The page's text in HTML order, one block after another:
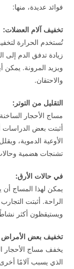
فوائد عديدة، منها:
تخفيف آلام العضلات:
تُستخدم الحرارة
زيادة تدفق الدم إلى
ويزيد المرونة. يمكن
والاحتقان.
التقليل من التوتر:
مساج الأحجار
أثبتت بعض
الأوعية الدموية،
تشنجات هضمية
في حالات الأرق:
يمكن لهذا المساج
الراحة. أثبتت
ويستيقظون أكثر
تخفيف بعض الأمراض
يخفف مساج الأحجار
الذي يسبب آلامًا